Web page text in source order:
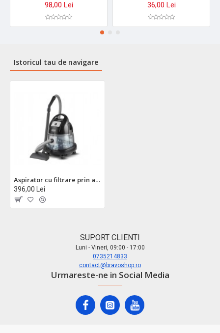
98,00 Lei 36,00 Lei
Istoricul tau de navigare
Aspirator cu filtrare prin apa zilan zln-8945, 2000w, sistem umed/ uscat, gri
396,00 Lei
SUPORT CLIENTI
Luni - Vineri, 09:00 - 17:00
0735214833
contact@bravoshop.ro
Urmareste-ne in Social Media